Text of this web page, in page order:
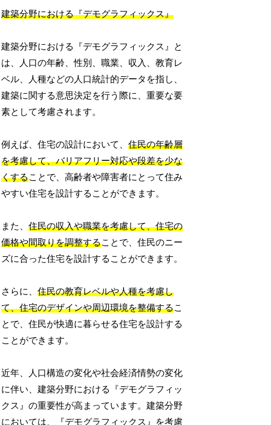
建築分野における『デモグラフィックス』
建築分野における『デモグラフィックス』と
は、人口の年齢、性別、職業、収入、教育レ
ベル、人種などの人口統計的データを指し、
建築に関する意思決定を行う際に、重要な要
素として考慮されます。
例えば、住宅の設計において、住民の年齢層
を考慮して、バリアフリー対応や段差を少な
くすることで、高齢者や障害者にとって住み
やすい住宅を設計することができます。
また、住民の収入や職業を考慮して、住宅の
価格や間取りを調整することで、住民のニー
ズに合った住宅を設計することができます。
さらに、住民の教育レベルや人種を考慮し
て、住宅のデザインや周辺環境を整備するこ
とで、住民が快適に暮らせる住宅を設計する
ことができます。
近年、人口構造の変化や社会経済情勢の変化
に伴い、建築分野における『デモグラフィッ
クス』の重要性が高まっています。建築分野
においては、『デモグラフィックス』を考慮